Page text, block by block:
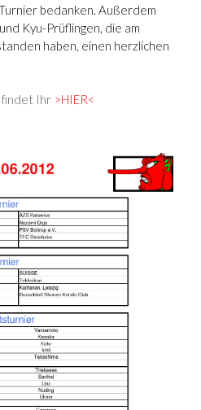
bedanken. Außerdem
Kyu-Prüflingen, die am
haben, einen herzlichen
findet Ihr >HIER<